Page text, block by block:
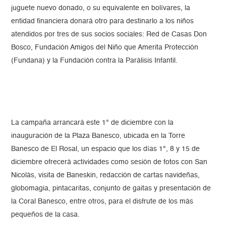
juguete nuevo donado, o su equivalente en bolívares, la
entidad financiera donará otro para destinarlo a los niños
atendidos por tres de sus socios sociales: Red de Casas Don
Bosco, Fundación Amigos del Niño que Amerita Protección
(Fundana) y la Fundación contra la Parálisis Infantil.
La campaña arrancará este 1° de diciembre con la
inauguración de la Plaza Banesco, ubicada en la Torre
Banesco de El Rosal, un espacio que los días 1°, 8 y 15 de
diciembre ofrecerá actividades como sesión de fotos con San
Nicolás, visita de Baneskin, redacción de cartas navideñas,
globomagia, pintacaritas, conjunto de gaitas y presentación de
la Coral Banesco, entre otros, para el disfrute de los más
pequeños de la casa.